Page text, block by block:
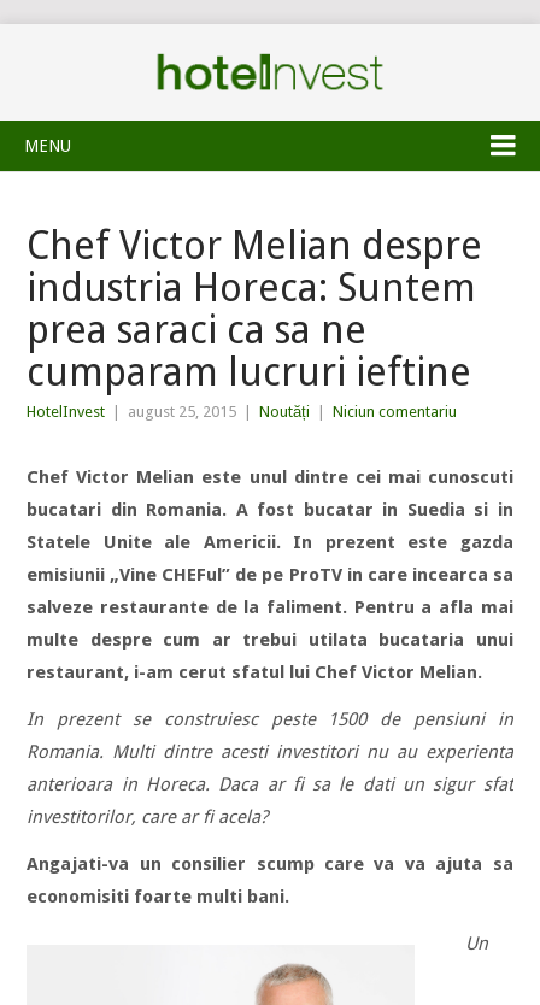
MENU
Chef Victor Melian despre
industria Horeca: Suntem
prea saraci ca sa ne
cumparam lucruri ieftine
HotelInvest august 25, 2015 Noutăți Niciun comentariu
Chef Victor Melian este unul dintre cei mai cunoscuti
bucatari din Romania. A fost bucatar in Suedia si in
Statele Unite ale Americii. In prezent este gazda
emisiunii „Vine CHEFul” de pe ProTV in care incearca sa
salveze restaurante de la faliment. Pentru a afla mai
multe despre cum ar trebui utilata bucataria unui
restaurant, i-am cerut sfatul lui Chef Victor Melian.
In prezent se construiesc peste 1500 de pensiuni in
Romania. Multi dintre acesti investitori nu au experienta
anterioara in Horeca. Daca ar fi sa le dati un sigur sfat
investitorilor, care ar fi acela?
Angajati-va un consilier scump care va va ajuta sa
economisiti foarte multi bani.
Un